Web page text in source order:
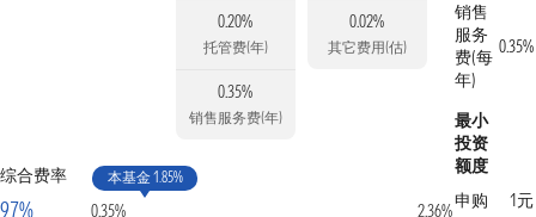
0.20%
托管费(年)
0.35%
销售服务费(年)
0.02%
其它费用(估)
综合费率
97% 0.35%
本基金 1.85%
2.36%
销售
服务
费(每
年)
0.35%
最小
投资
额度
申购
1元